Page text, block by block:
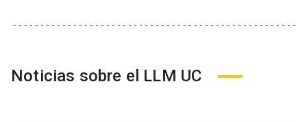
Noticias sobre el LLM UC